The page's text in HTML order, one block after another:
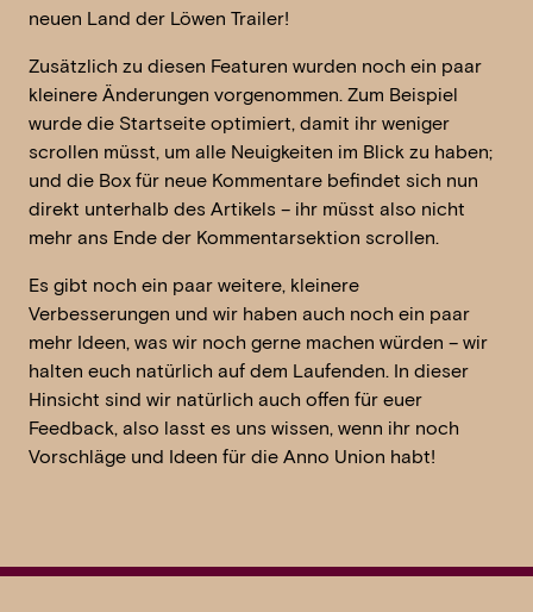
neuen Land der Löwen Trailer!
Zusätzlich zu diesen Featuren wurden noch ein paar
kleinere Änderungen vorgenommen. Zum Beispiel
wurde die Startseite optimiert, damit ihr weniger
scrollen müsst, um alle Neuigkeiten im Blick zu haben;
und die Box für neue Kommentare befindet sich nun
direkt unterhalb des Artikels – ihr müsst also nicht
mehr ans Ende der Kommentarsektion scrollen.
Es gibt noch ein paar weitere, kleinere
Verbesserungen und wir haben auch noch ein paar
mehr Ideen, was wir noch gerne machen würden – wir
halten euch natürlich auf dem Laufenden. In dieser
Hinsicht sind wir natürlich auch offen für euer
Feedback, also lasst es uns wissen, wenn ihr noch
Vorschläge und Ideen für die Anno Union habt!